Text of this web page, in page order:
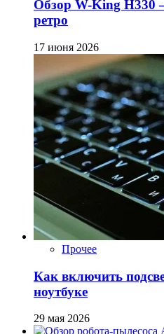
Обзор W-King H330
ретро
17 июня 2026
Прочее
Как включить
ноутбуке
29 мая 2026